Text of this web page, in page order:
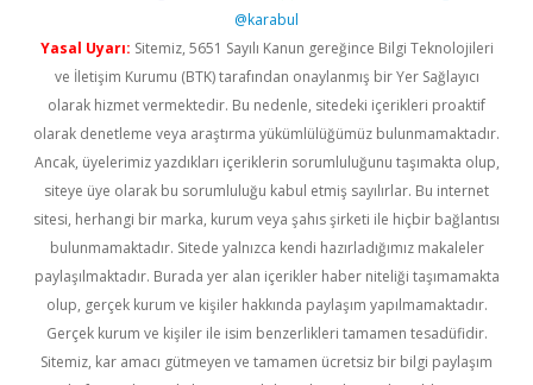
@karabul
Yasal Uyarı: Sitemiz, 5651 Sayılı Kanun gereğince Bilgi Teknolojileri
ve İletişim Kurumu (BTK) tarafından onaylanmış bir Yer Sağlayıcı
olarak hizmet vermektedir. Bu nedenle, sitedeki içerikleri proaktif
olarak denetleme veya araştırma yükümlülüğümüz bulunmamaktadır.
Ancak, üyelerimiz yazdıkları içeriklerin sorumluluğunu taşımakta olup,
siteye üye olarak bu sorumluluğu kabul etmiş sayılırlar. Bu internet
sitesi, herhangi bir marka, kurum veya şahıs şirketi ile hiçbir bağlantısı
bulunmamaktadır. Sitede yalnızca kendi hazırladığımız makaleler
paylaşılmaktadır. Burada yer alan içerikler haber niteliği taşımamakta
olup, gerçek kurum ve kişiler hakkında paylaşım yapılmamaktadır.
Gerçek kurum ve kişiler ile isim benzerlikleri tamamen tesadüfidir.
Sitemiz, kar amacı gütmeyen ve tamamen ücretsiz bir bilgi paylaşım